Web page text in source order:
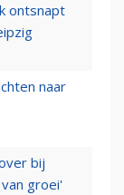
ontsnapt
naar
bij
groei'